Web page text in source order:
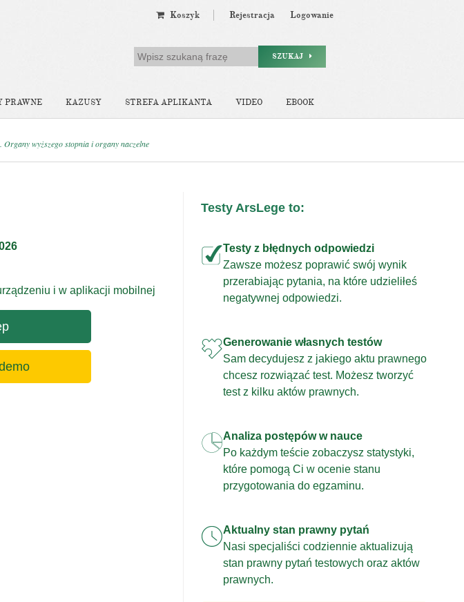
Koszyk Rejestracja Logowanie
SZUKAJ
PRAWNE KAZUSY STREFA APLIKANTA VIDEO EBOOK
Organy wyższego stopnia i organy naczelne
i w aplikacji mobilnej
Testy ArsLege to:
Testy z błędnych odpowiedzi
Zawsze możesz poprawić swój wynik
przerabiając pytania, na które udzieliłeś
negatywnej odpowiedzi.
Generowanie własnych testów
Sam decydujesz z jakiego aktu prawnego
chcesz rozwiązać test. Możesz tworzyć
test z kilku aktów prawnych.
Analiza postępów w nauce
Po każdym teście zobaczysz statystyki,
które pomogą Ci w ocenie stanu
przygotowania do egzaminu.
Aktualny stan prawny pytań
Nasi specjaliści codziennie aktualizują
stan prawny pytań testowych oraz aktów
prawnych.